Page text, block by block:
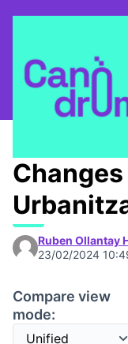
Cromos digitals
🦊 Digital stamps
Ruben Ollantay
23/02/2024
Compare view
mode: